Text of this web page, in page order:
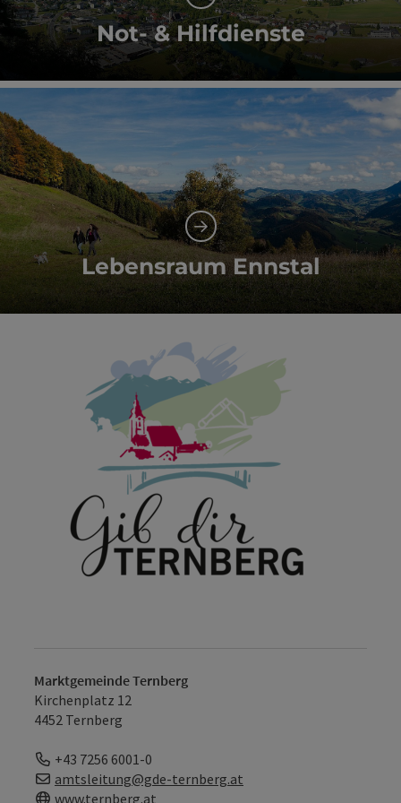
Not- & Hilfdienste
Lebensraum Ennstal
Marktgemeinde Ternberg
Kirchenplatz 12
4452 Ternberg
Telefon
+43 7256 6001-0
E-Mail
amtsleitung@gde-ternberg.at
Web
www.ternberg.at